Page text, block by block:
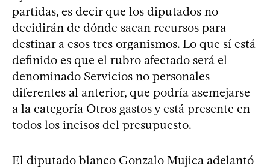
partidas, es decir que los diputados no
decidirán de dónde sacan recursos para
destinar a esos tres organismos. Lo que sí está
definido es que el rubro afectado será el
denominado Servicios no personales
diferentes al anterior, que podría asemejarse
a la categoría Otros gastos y está presente en
todos los incisos del presupuesto.
El diputado blanco Gonzalo Mujica adelantó